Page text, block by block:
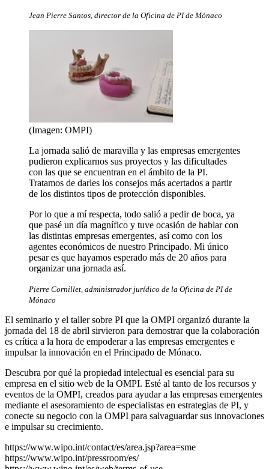
Jean Pierre Santos, director de la Oficina de PI de Mónaco
(Imagen: OMPI)
La jornada salió de maravilla y las empresas emergentes
pudieron explicarnos sus proyectos y las dificultades
con las que se encuentran en el ámbito de la PI.
Tratamos de darles los consejos más acertados a partir
de los distintos tipos de protección disponibles.
Por lo que a mí respecta, todo salió a pedir de boca, ya
que pasé un día magnífico y tuve ocasión de hablar con
las distintas empresas emergentes, así como con los
agentes económicos de nuestro Principado. Mi único
pesar es que hayamos esperado más de 20 años para
organizar una jornada así.
Pierre Cornillet, administrador jurídico de la Oficina de PI de
Mónaco
El seminario y el taller sobre PI que la OMPI organizó durante la
jornada del 18 de abril sirvieron para demostrar que la colaboración
es crítica a la hora de empoderar a las empresas emergentes e
impulsar la innovación en el Principado de Mónaco.
Descubra por qué la propiedad intelectual es esencial para su
empresa en el sitio web de la OMPI. Esté al tanto de los recursos y
eventos de la OMPI, creados para ayudar a las empresas emergentes
mediante el asesoramiento de especialistas en estrategias de PI, y
conecte su negocio con la OMPI para salvaguardar sus innovaciones
e impulsar su crecimiento.
https://www.wipo.int/contact/es/area.jsp?area=sme
https://www.wipo.int/pressroom/es/